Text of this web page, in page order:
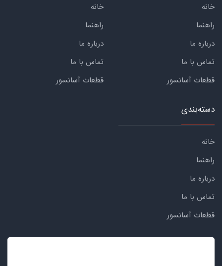
خانه
راهنما
درباره ما
تماس با ما
قطعات آسانسور
خانه
راهنما
درباره ما
تماس با ما
قطعات آسانسور
دسته‌بندی
خانه
راهنما
درباره ما
تماس با ما
قطعات آسانسور